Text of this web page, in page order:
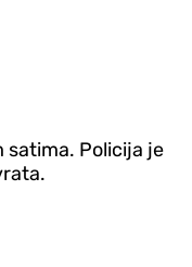
satima. Policija je